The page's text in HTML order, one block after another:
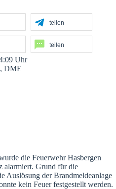
teilen
teilen
Uhr
DME
die Feuerwehr Hasbergen
alarmiert. Grund für die
Auslösung der Brandmeldeanlage
kein Feuer festgestellt werden.